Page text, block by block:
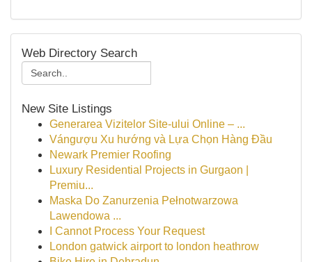
Web Directory Search
New Site Listings
Generarea Vizitelor Site-ului Online – ...
Vángượu Xu hướng và Lựa Chọn Hàng Đầu
Newark Premier Roofing
Luxury Residential Projects in Gurgaon |
Premiu...
Maska Do Zanurzenia Pełnotwarzowa
Lawendowa ...
I Cannot Process Your Request
London gatwick airport to london heathrow